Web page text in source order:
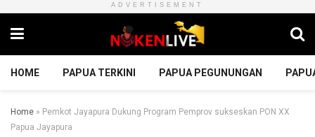
ADVERTISEMENT
HOME PAPUA TERKINI PAPUA PEGUNUNGAN
Home » Pemkot Jayapura Dukung Program Pemprov sukseskan PON XX
Papua Jayapura